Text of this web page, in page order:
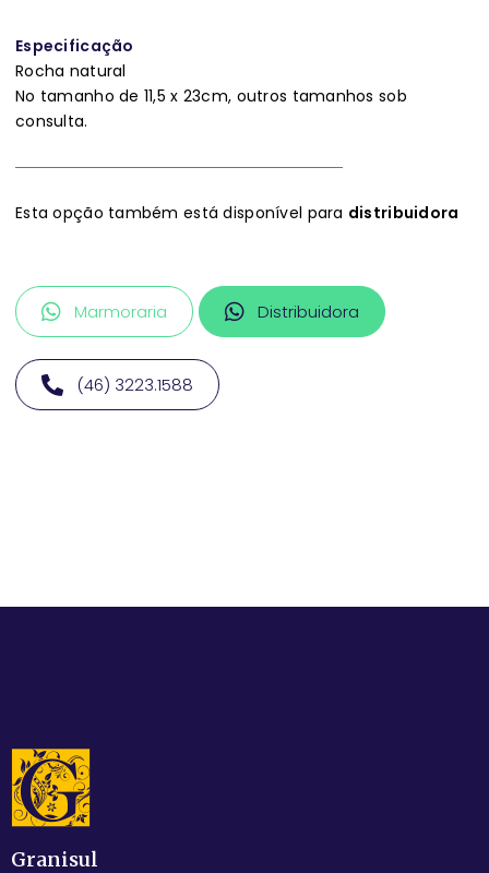
Especificação
Rocha natural
No tamanho de 11,5 x 23cm, outros tamanhos sob
consulta.
Esta opção também está disponível para distribuidora
Marmoraria Distribuidora
(46) 3223.1588
Granisul